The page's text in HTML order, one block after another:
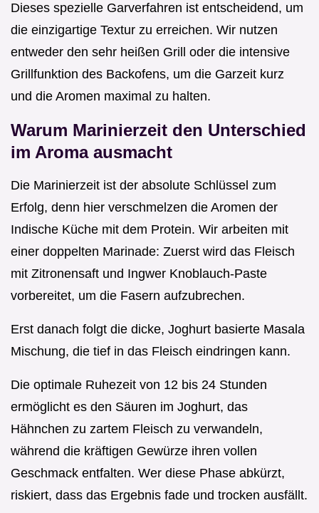
Dieses spezielle Garverfahren ist entscheidend, um
die einzigartige Textur zu erreichen. Wir nutzen
entweder den sehr heißen Grill oder die intensive
Grillfunktion des Backofens, um die Garzeit kurz
und die Aromen maximal zu halten.
Warum Marinierzeit den Unterschied
im Aroma ausmacht
Die Marinierzeit ist der absolute Schlüssel zum
Erfolg, denn hier verschmelzen die Aromen der
Indische Küche mit dem Protein. Wir arbeiten mit
einer doppelten Marinade: Zuerst wird das Fleisch
mit Zitronensaft und Ingwer Knoblauch-Paste
vorbereitet, um die Fasern aufzubrechen.
Erst danach folgt die dicke, Joghurt basierte Masala
Mischung, die tief in das Fleisch eindringen kann.
Die optimale Ruhezeit von 12 bis 24 Stunden
ermöglicht es den Säuren im Joghurt, das
Hähnchen zu zartem Fleisch zu verwandeln,
während die kräftigen Gewürze ihren vollen
Geschmack entfalten. Wer diese Phase abkürzt,
riskiert, dass das Ergebnis fade und trocken ausfällt.